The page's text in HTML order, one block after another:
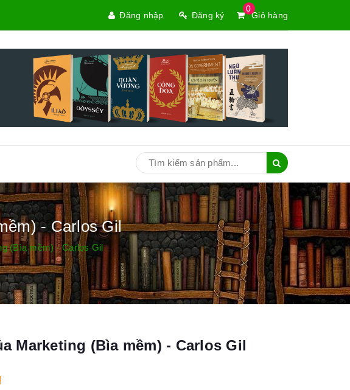
0
Giỏ hàng
Đăng nhập Đăng ký
- Carlos Gil
(Bìa mềm) - Carlos Gil
Marketing (Bìa mềm) - Carlos Gil